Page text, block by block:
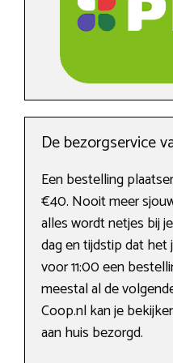
De bezorgservice
Een bestelling
€40. Nooit meer
alles wordt netjes bij
dag en tijdstip dat
voor 11:00 een
meestal al de
Coop.nl kan je
aan huis bezorgd.